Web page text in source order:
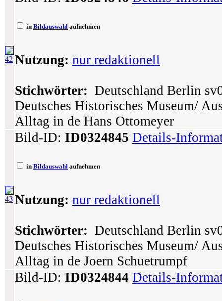
42
in Bildauswahl aufnehmen
Nutzung: nur redaktionell
Stichwörter: Deutschland Berlin
Deutsches Historisches Museum/
Alltag in de Hans Ottomeyer
43
Bild-ID: ID0324845 Details-
in Bildauswahl aufnehmen
Nutzung: nur redaktionell
Stichwörter: Deutschland Berlin
Deutsches Historisches Museum/
Alltag in de Joern Schuetrumpf
Bild-ID: ID0324844 Details-